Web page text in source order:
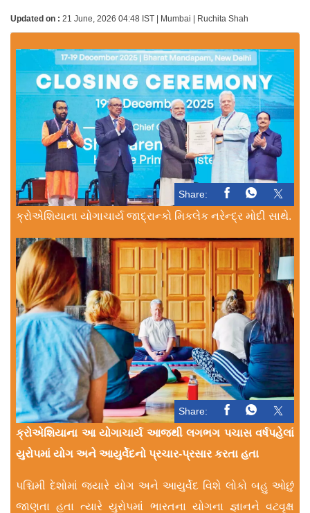
Updated on : 21 June, 2026 04:48 IST | Mumbai | Ruchita Shah
Share:
ક્રોએશિયાના યોગાચાર્ય જાદ્રાન્કો મિકલેક નરેન્દ્ર મોદી સાથે.
Share:
ક્રોએશિયાના આ યોગાચાર્ય આજથી લગભગ પચાસ વર્ષપહેલાં
યુરોપમાં યોગ અને આયુર્વેદનો પ્રચાર-પ્રસાર કરતા હતા
પશ્ચિમી દેશોમાં જ્યારે યોગ અને આયુર્વેદ વિશે લોકો બહુ ઓછું
જાણતા હતા ત્યારે યુરોપમાં ભારતના યોગના જ્ઞાનને વટવૃક્ષ